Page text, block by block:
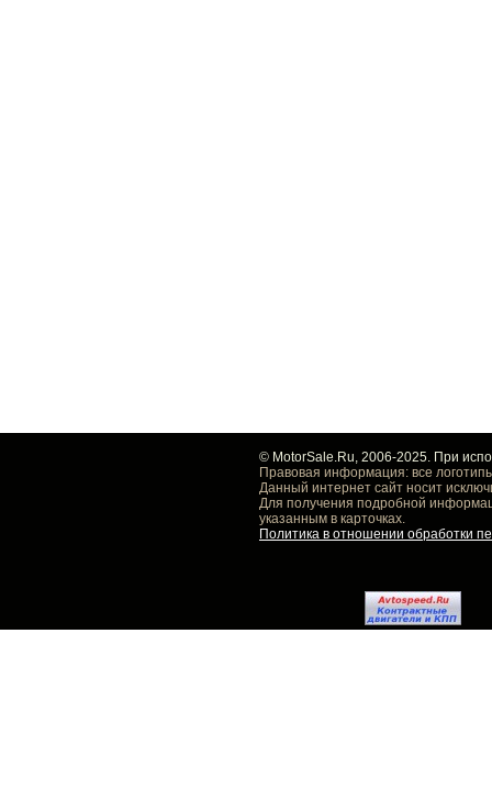
© MotorSale.Ru, 2006-2025. При
Правовая информация: все
Данный интернет сайт носит
Для получения подробной
указанным в карточках.
Политика в отношении обработки